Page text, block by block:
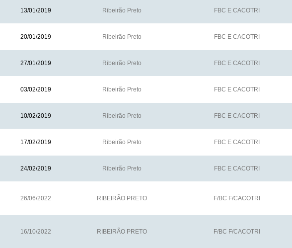
13/01/2019 Ribeirão Preto FBC E CACOTRI
20/01/2019 Ribeirão Preto FBC E CACOTRI
27/01/2019 Ribeirão Preto FBC E CACOTRI
03/02/2019 Ribeirão Preto FBC E CACOTRI
10/02/2019 Ribeirão Preto FBC E CACOTRI
17/02/2019 Ribeirão Preto FBC E CACOTRI
24/02/2019 Ribeirão Preto FBC E CACOTRI
26/06/2022
RIBEIRÃO PRETO F/BC F/CACOTRI
16/10/2022
RIBEIRÃO PRETO F/BC F/CACOTRI